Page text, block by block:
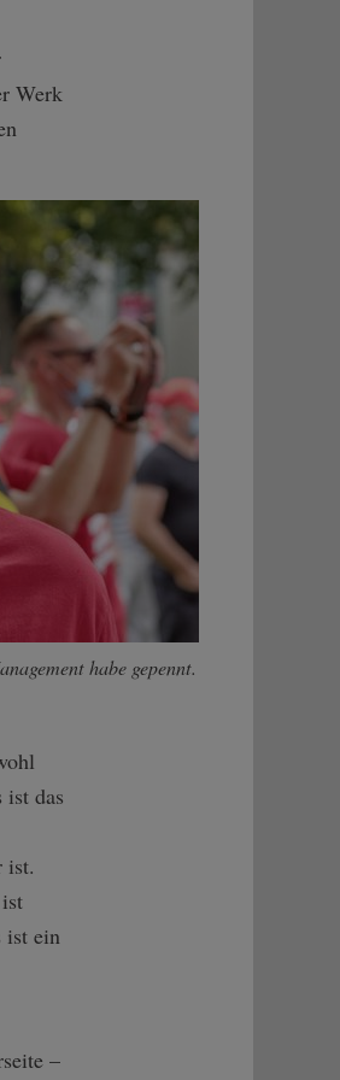
Werk
habe gepennt.
das
ist.
ist ein
–